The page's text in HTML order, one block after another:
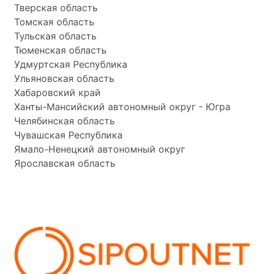
Тверская область
Томская область
Тульская область
Тюменская область
Удмуртская Республика
Ульяновская область
Хабаровский край
Ханты-Мансийский автономный округ - Югра
Челябинская область
Чувашская Республика
Ямало-Ненецкий автономный округ
Ярославская область